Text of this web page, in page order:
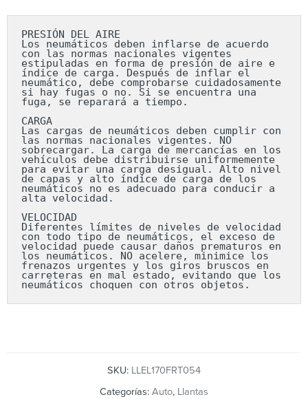
PRESIÓN DEL AIRE
Los neumáticos deben inflarse de acuerdo
con las normas nacionales vigentes
estipuladas en forma de presión de aire e
índice de carga. Después de inflar el
neumático, debe comprobarse cuidadosamente
si hay fugas o no. Si se encuentra una
fuga, se reparará a tiempo.
CARGA
Las cargas de neumáticos deben cumplir con
las normas nacionales vigentes. NO
sobrecargar. La carga de mercancías en los
vehículos debe distribuirse uniformemente
para evitar una carga desigual. Alto nivel
de capas y alto índice de carga de los
neumáticos no es adecuado para conducir a
alta velocidad.
VELOCIDAD
Diferentes límites de niveles de velocidad
con todo tipo de neumáticos, el exceso de
velocidad puede causar daños prematuros en
los neumáticos. NO acelere, minimice los
frenazos urgentes y los giros bruscos en
carreteras en mal estado, evitando que los
neumáticos choquen con otros objetos.
SKU: LLEL170FRT054
Categorías: Auto, Llantas